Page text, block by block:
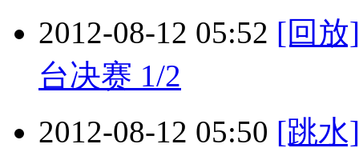
2012-08-12 05:52 [回放
台决赛 1/2
2012-08-12 05:50 [跳水